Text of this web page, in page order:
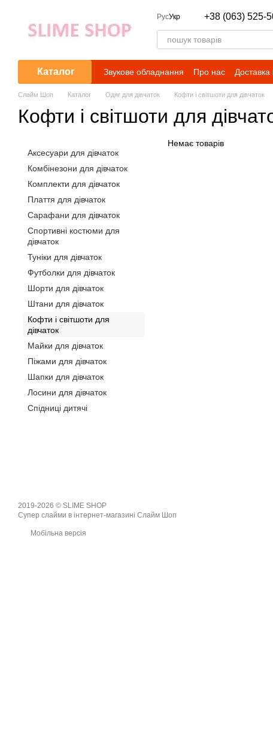
РусУкр +38 (063) 525-
Каталог Звукове обладнання Про нас Доставка
Слайм Шоп Каталог Одяг для дівчаток Кофти і світшоти для дівчаток
Кофти і світшоти для
Немає товарів
Аксесуари для дівчаток
Комбінезони для дівчаток
Комплекти для дівчаток
Плаття для дівчаток
Сарафани для дівчаток
Спортивні костюми для
дівчаток
Туніки для дівчаток
Футболки для дівчаток
Шорти для дівчаток
Штани для дівчаток
Кофти і світшоти для
дівчаток
Майки для дівчаток
Піжами для дівчаток
Шапки для дівчаток
Лосини для дівчаток
Спідниці дитячі
2019-2026 © SLIME SHOP
Супер слайми в інтернет-магазині Слайм Шоп
Мобільна версія